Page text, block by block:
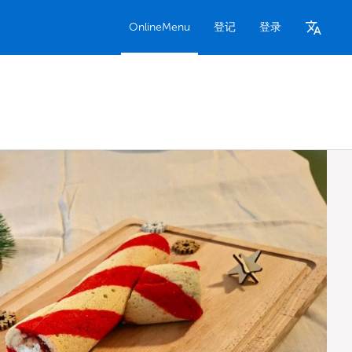
OnlineMenu 登记 登录